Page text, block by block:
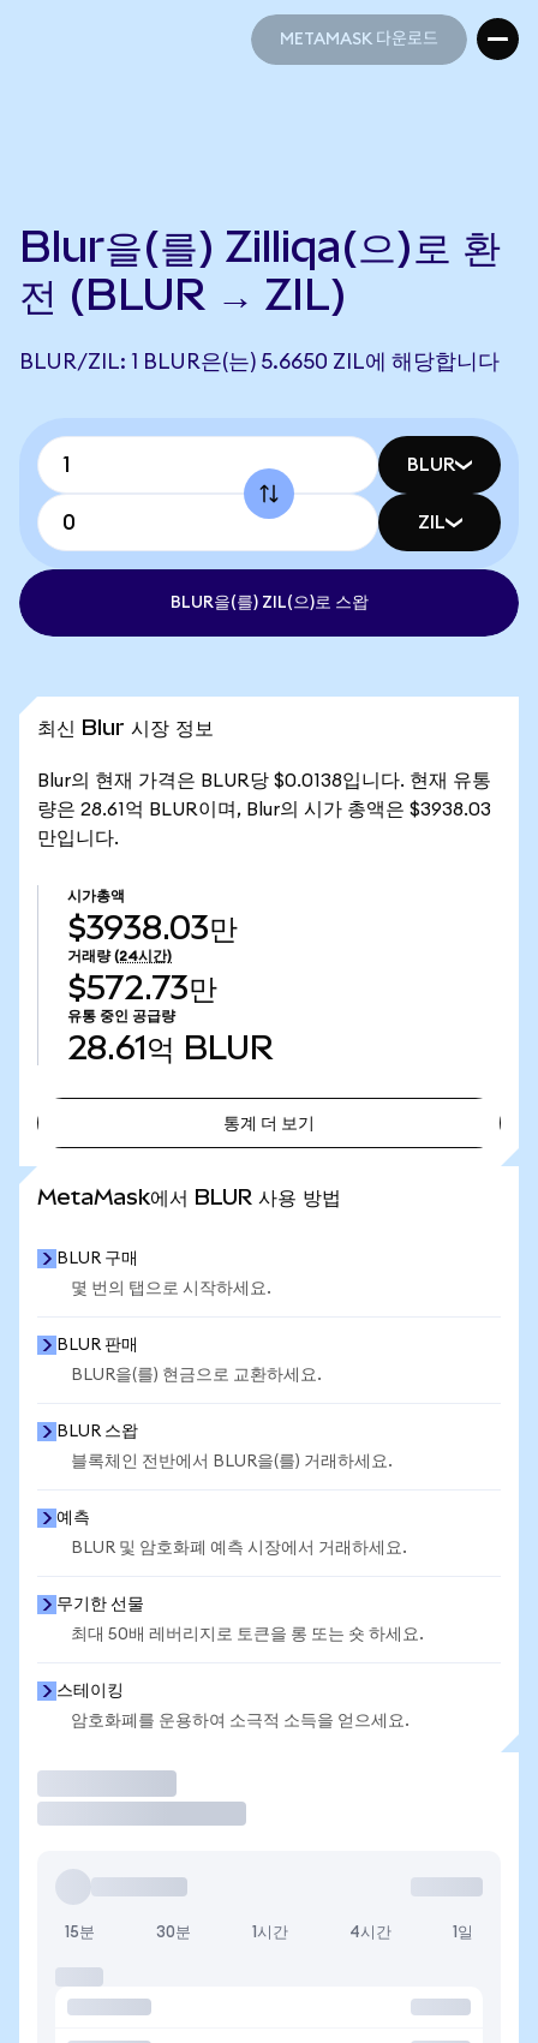
METAMASK 다운로드
Blur을(를) Zilliqa(으)로 환
전 (BLUR → ZIL)
BLUR/ZIL: 1 BLUR은(는) 5.6650 ZIL에 해당합니다
BLUR
ZIL
BLUR을(를) ZIL(으)로 스왑
최신 Blur 시장 정보
Blur의 현재 가격은 BLUR당 $0.0138입니다. 현재 유통
량은 28.61억 BLUR이며, Blur의 시가 총액은 $3938.03
만입니다.
시가총액
$3938.03만
거래량 (24시간)
$572.73만
유통 중인 공급량
28.61억 BLUR
통계 더 보기
MetaMask에서 BLUR 사용 방법
BLUR 구매
몇 번의 탭으로 시작하세요.
BLUR 판매
BLUR을(를) 현금으로 교환하세요.
BLUR 스왑
블록체인 전반에서 BLUR을(를) 거래하세요.
예측
BLUR 및 암호화폐 예측 시장에서 거래하세요.
무기한 선물
최대 50배 레버리지로 토큰을 롱 또는 숏 하세요.
스테이킹
암호화폐를 운용하여 소극적 소득을 얻으세요.
15분 30분 1시간 4시간 1일